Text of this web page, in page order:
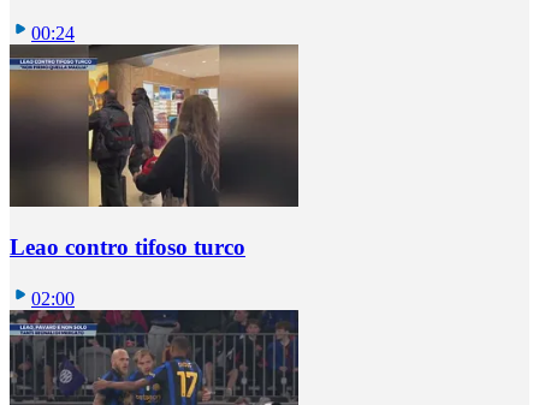
00:24
Leao contro tifoso turco
02:00